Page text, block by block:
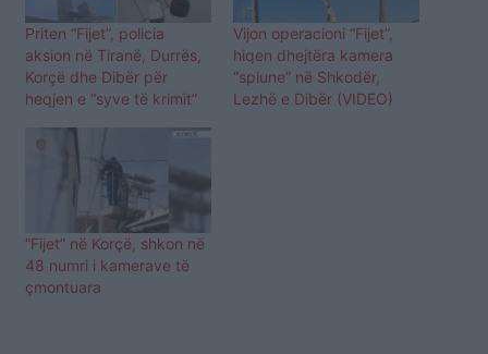
Priten “Fijet”, policia
aksion në Tiranë, Durrës,
Korçë dhe Dibër për
heqjen e “syve të krimit”
Vijon operacioni “Fijet”,
hiqen dhejtëra kamera
“spiune” në Shkodër,
Lezhë e Dibër (VIDEO)
“Fijet” në Korçë, shkon në
48 numri i kamerave të
çmontuara